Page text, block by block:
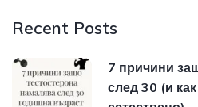
Recent Posts
7 причини
след 30 (и